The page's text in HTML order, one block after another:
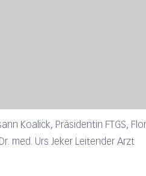
Koalick, Präsidentin FTGS,
med. Urs Jeker Leitender Arzt